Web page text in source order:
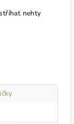
nehty